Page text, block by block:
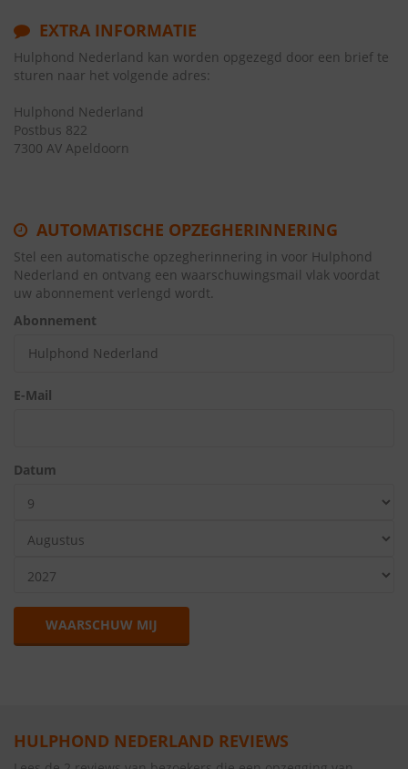
EXTRA INFORMATIE
Hulphond Nederland kan worden opgezegd door een brief te
sturen naar het volgende adres:
Hulphond Nederland
Postbus 822
7300 AV Apeldoorn
AUTOMATISCHE OPZEGHERINNERING
Stel een automatische opzegherinnering in voor Hulphond
Nederland en ontvang een waarschuwingsmail vlak voordat
uw abonnement verlengd wordt.
Abonnement
E-Mail
Datum
WAARSCHUW MIJ
HULPHOND NEDERLAND REVIEWS